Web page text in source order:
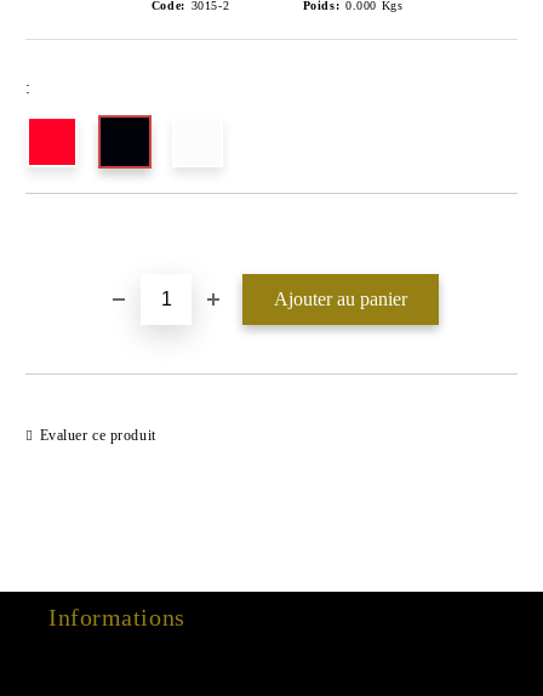
Code: 3015-2 Poids: 0.000 Kgs
:
Evaluer ce produit
Informations